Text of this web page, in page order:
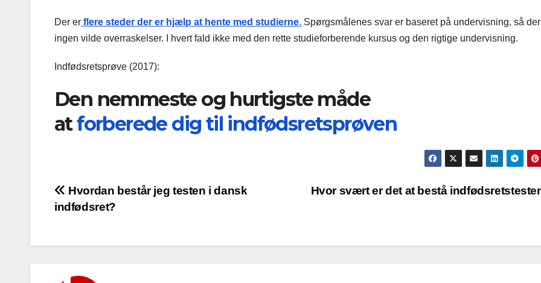
Der er flere steder der er hjælp at hente med studierne. Spørgsmålenes svar er baseret på undervisning, så
ingen vilde overraskelser. I hvert fald ikke med den rette studieforberende kursus og den rigtige undervisning.
Indfødsretsprøve (2017):
Den nemmeste og hurtigste måde
atforberede dig til indfødsretsprøven
Indlægsnavigation Hvor svært er det at bestå
Hvordan består jeg testen i dansk
indfødsret?